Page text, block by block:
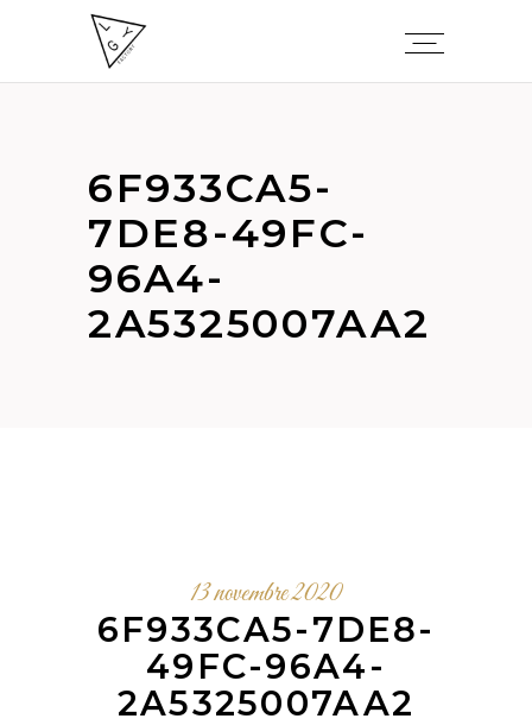
6F933CA5-
7DE8-49FC-
96A4-
2A5325007AA2
13 novembre 2020
6F933CA5-7DE8-
49FC-96A4-
2A5325007AA2